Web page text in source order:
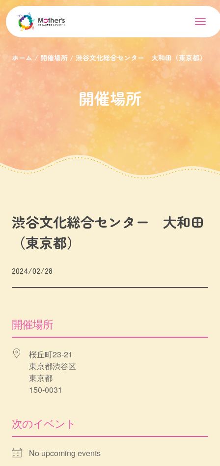
ホーム 開催場所 渋谷文化総合センター 大和田（東京都）
開催場所
渋谷文化総合センター 大和田
（東京都）
2024/02/28
開催場所
桜丘町23-21
東京都渋谷区
東京都
150-0031
次のイベント
No upcoming events